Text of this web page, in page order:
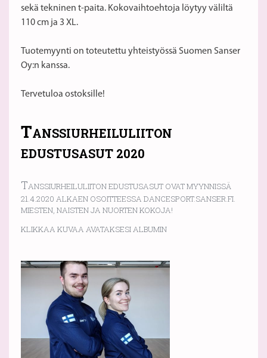
sekä tekninen t-paita. Kokovaihtoehtoja löytyy väliltä
110 cm ja 3 XL.
Tuotemyynti on toteutettu yhteistyössä Suomen Sanser
Oy:n kanssa.
Tervetuloa ostoksille!
TANSSIURHEILULIITON
EDUSTUSASUT 2020
TANSSIURHEILULIITON EDUSTUSASUT OVAT MYYNNISSÄ
21.4.2020 ALKAEN OSOITTEESSA DANCESPORT.SANSER.FI.
MIESTEN, NAISTEN JA NUORTEN KOKOJA!
KLIKKAA KUVAA AVATAKSESI ALBUMIN